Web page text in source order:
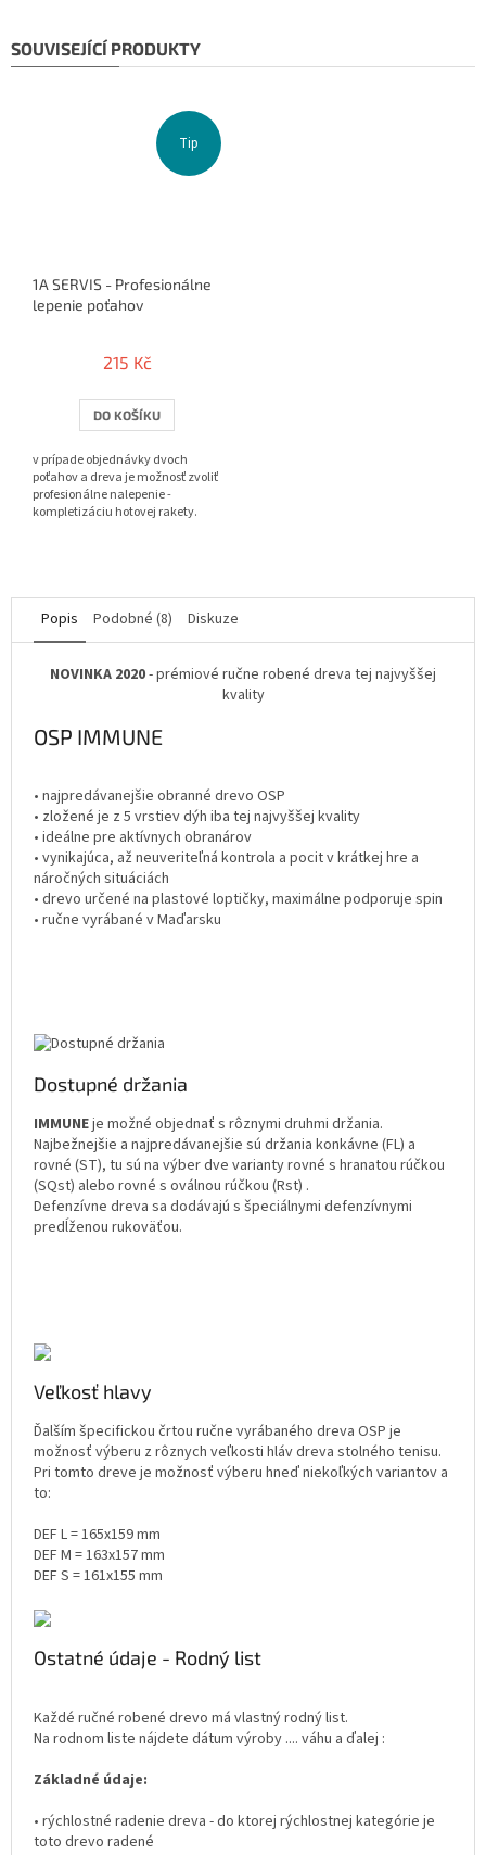
SOUVISEJÍCÍ PRODUKTY
Tip
1A SERVIS - Profesionálne
lepenie poťahov
215 Kč
DO KOŠÍKU
v prípade objednávky dvoch
poťahov a dreva je možnosť zvoliť
profesionálne nalepenie -
kompletizáciu hotovej rakety.
Popis Podobné (8) Diskuze
NOVINKA 2020- prémiové ručne robené dreva tej najvyššej
kvality
OSP IMMUNE
• najpredávanejšie obranné drevo OSP
• zložené je z 5 vrstiev dýh iba tej najvyššej kvality
• ideálne pre aktívnych obranárov
• vynikajúca, až neuveriteľná kontrola a pocit v krátkej hre a
náročných situáciách
• drevo určené na plastové loptičky, maximálne podporuje spin
• ručne vyrábané v Maďarsku
Dostupné držania
IMMUNEje možné objednať s rôznymi druhmi držania.
Najbežnejšie a najpredávanejšie sú držania konkávne (FL) a
rovné (ST), tu sú na výber dve varianty rovné s hranatou rúčkou
(SQst) alebo rovné s oválnou rúčkou (Rst) .
Defenzívne dreva sa dodávajú s špeciálnymi defenzívnymi
predĺženou rukoväťou.
Veľkosť hlavy
Ďalším špecifickou črtou ručne vyrábaného dreva OSP je
možnosť výberu z rôznych veľkosti hláv dreva stolného tenisu.
Pri tomto dreve je možnosť výberu hneď niekoľkých variantov a
to:
DEF L = 165x159 mm
DEF M = 163x157 mm
DEF S = 161x155 mm
Ostatné údaje - Rodný list
Každé ručné robené drevo má vlastný rodný list.
Na rodnom liste nájdete dátum výroby .... váhu a ďalej :
Základné údaje:
• rýchlostné radenie dreva - do ktorej rýchlostnej kategórie je
toto drevo radené